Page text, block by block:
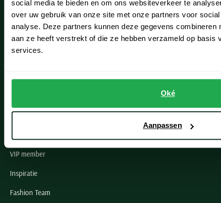
social media te bieden en om ons websiteverkeer te
over uw gebruik van onze site met onze partners voor
analyse. Deze partners kunnen deze gegevens combineren
aan ze heeft verstrekt of die ze hebben verzameld op basis
services.
Oké
Aanpassen
Lisse
Noordwijk
Oegstgeest
Grote maten herenkleding
VIP member
Inspiratie
Fashion Team